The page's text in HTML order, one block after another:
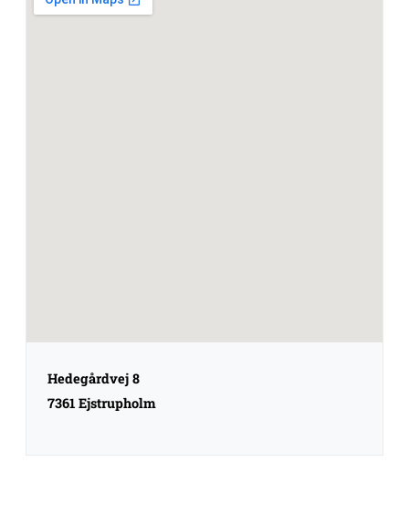
Hedegårdvej 8
7361 Ejstrupholm